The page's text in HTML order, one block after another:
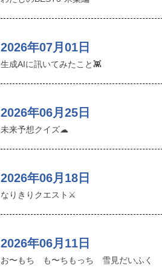
2026年07月01日
生成AIに訊いてみたこと👾
2026年06月25日
未来予想クイズ☁︎
2026年06月18日
なりきりクエスト⚔️
2026年06月11日
お〜もち も〜ちもっち 雪見だいふく